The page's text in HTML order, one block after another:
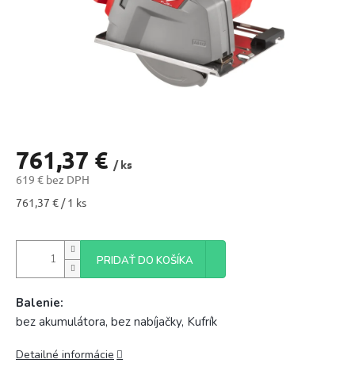
761,37 € / ks
619 € bez DPH
Jednotková
761,37 € / 1 ks
PRIDAŤ DO KOŠÍKA
Balenie:
bez akumulátora, bez nabíjačky, Kufrík
Detailné informácie